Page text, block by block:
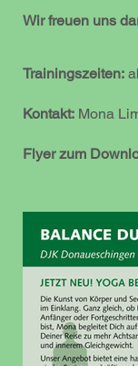
Wir freuen uns
Trainingszeiten:
Kontakt: Mona
Flyer zum